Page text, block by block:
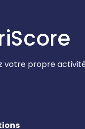
votre propre